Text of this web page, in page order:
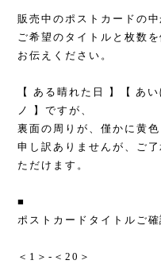
販売中のポストカードの中
ご希望のタイトルと枚数
お伝えください。
【 ある晴れた日 】【 あ
ノ 】ですが、
裏面の周りが、僅かに黄色
申し訳ありませんが、ご
ただけます。
■
ポストカードタイトルご確
＜1＞-＜20＞